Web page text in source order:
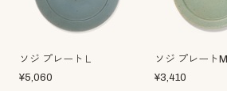
ソジ プレートＬ
¥5,060
ソジ プレートM
¥3,410